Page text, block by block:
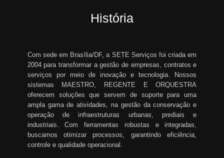
História
Com sede em Brasília/DF, a SETE Serviços foi criada em
2004 para transformar a gestão de empresas, contratos e
serviços por meio de inovação e tecnologia. Nossos
sistemas MAESTRO, REGENTE E ORQUESTRA
oferecem soluções que servem de suporte para uma
ampla gama de atividades, na gestão da conservação e
operação de infraestruturas urbanas, prediais e
industriais. Com ferramentas robustas e integradas,
buscamos otimizar processos, garantindo eficiência,
controle e qualidade operacional.